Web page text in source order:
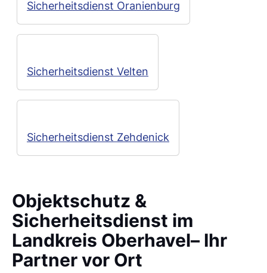
Sicherheitsdienst Oranienburg
Sicherheitsdienst Velten
Sicherheitsdienst Zehdenick
Objektschutz &
Sicherheitsdienst im
Landkreis Oberhavel– Ihr
Partner vor Ort